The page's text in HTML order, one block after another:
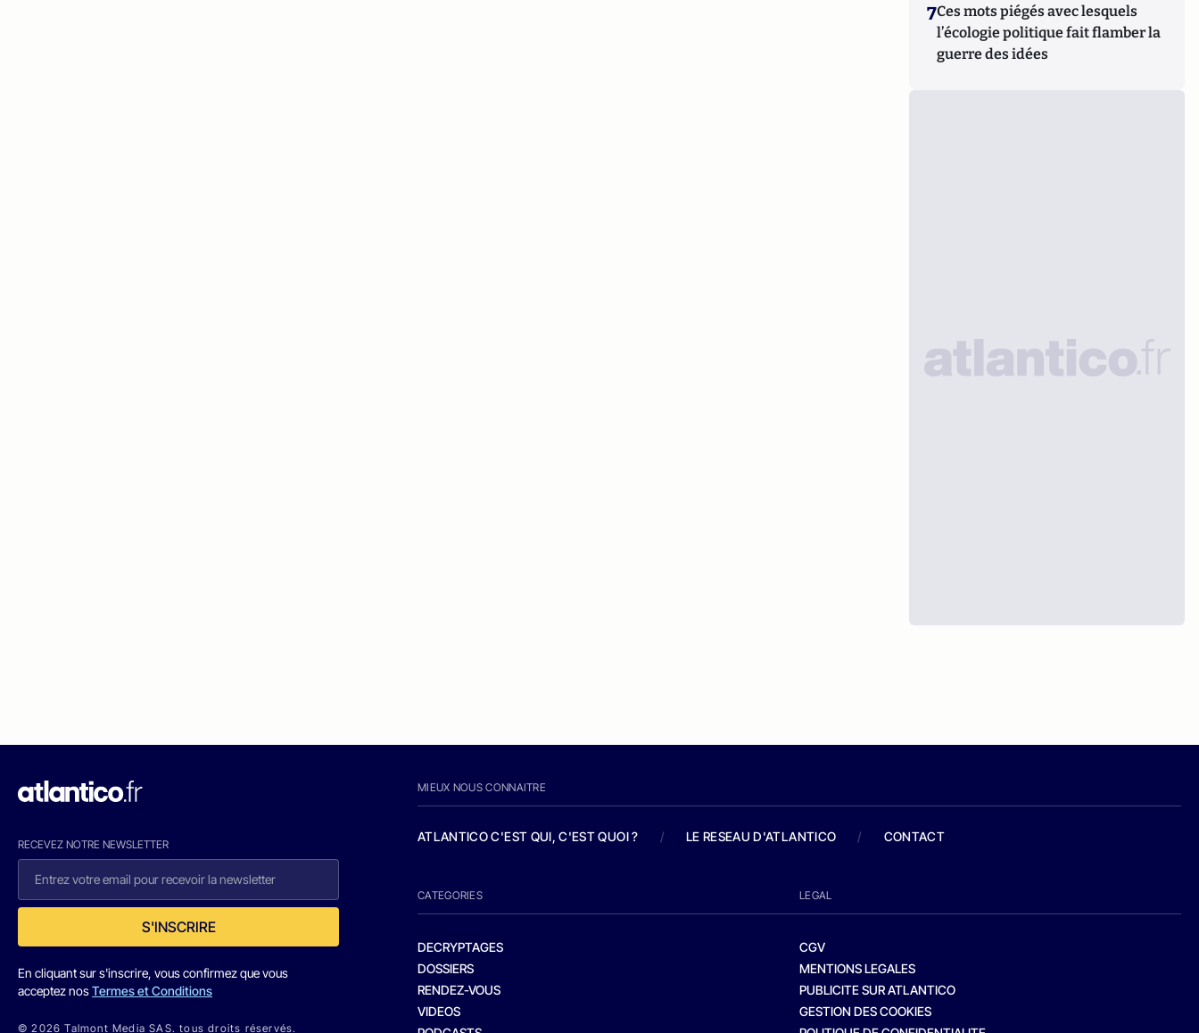
7Ces mots piégés avec lesquels
l’écologie politique fait flamber la
guerre des idées
RECEVEZ NOTRE NEWSLETTER
S'INSCRIRE
En cliquant sur s'inscrire, vous confirmez que vous
acceptez nosTermes et Conditions
© 2026 Talmont Media SAS. tous droits réservés.
MIEUX NOUS CONNAITRE
ATLANTICO C'EST QUI, C'EST QUOI ? / LE RESEAU D'ATLANTICO / CONTACT
CATEGORIES
DECRYPTAGES
DOSSIERS
RENDEZ-VOUS
VIDEOS
LEGAL
CGV
MENTIONS LEGALES
PUBLICITE SUR ATLANTICO
GESTION DES COOKIES